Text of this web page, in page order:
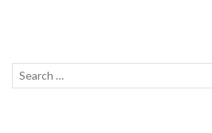
Recherche